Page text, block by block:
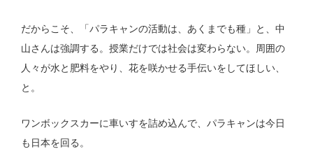
だからこそ、「パラキャンの活動は、あくまでも種」と、中
山さんは強調する。授業だけでは社会は変わらない。周囲の
人々が水と肥料をやり、花を咲かせる手伝いをしてほしい、
と。
ワンボックスカーに車いすを詰め込んで、パラキャンは今日
も日本を回る。